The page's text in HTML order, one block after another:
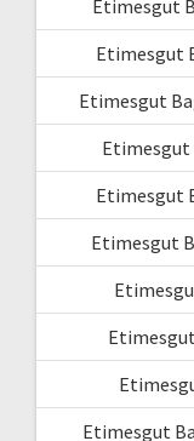
Etimesgut
Etimesgut
Etimesgut
Etimesgut
Etimesgut
Etimesgut
Etimesgut